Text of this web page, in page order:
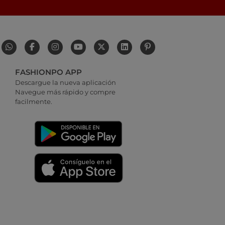
FASHIONPO APP
Descargue la nueva aplicación
Navegue más rápido y compre
facilmente.